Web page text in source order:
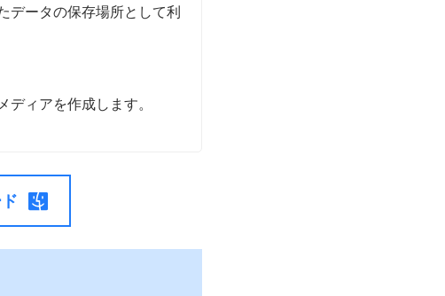
データの保存場所として利
ィアを作成します。